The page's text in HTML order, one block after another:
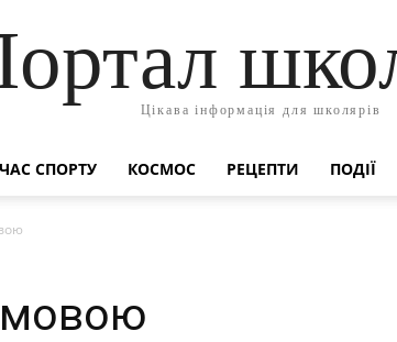
Цікава інформація для школярів
ЧАС СПОРТУ КОСМОС РЕЦЕПТИ ПОДІЇ
мовою